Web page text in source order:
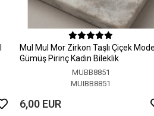
MuI MuI Mor Zirkon Taşlı Çiçek Model
Gümüş Pirinç Kadın Bileklik
MUBB8851
MUIBB8851
6,00 EUR